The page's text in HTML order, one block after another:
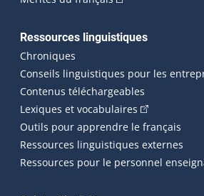
Ressources linguistiques
Chroniques
Conseils linguistiques pour les
Contenus téléchargeables
Lexiques et vocabulaires (Cet
Outils pour apprendre le français
Ressources linguistiques externes
Ressources pour le personnel